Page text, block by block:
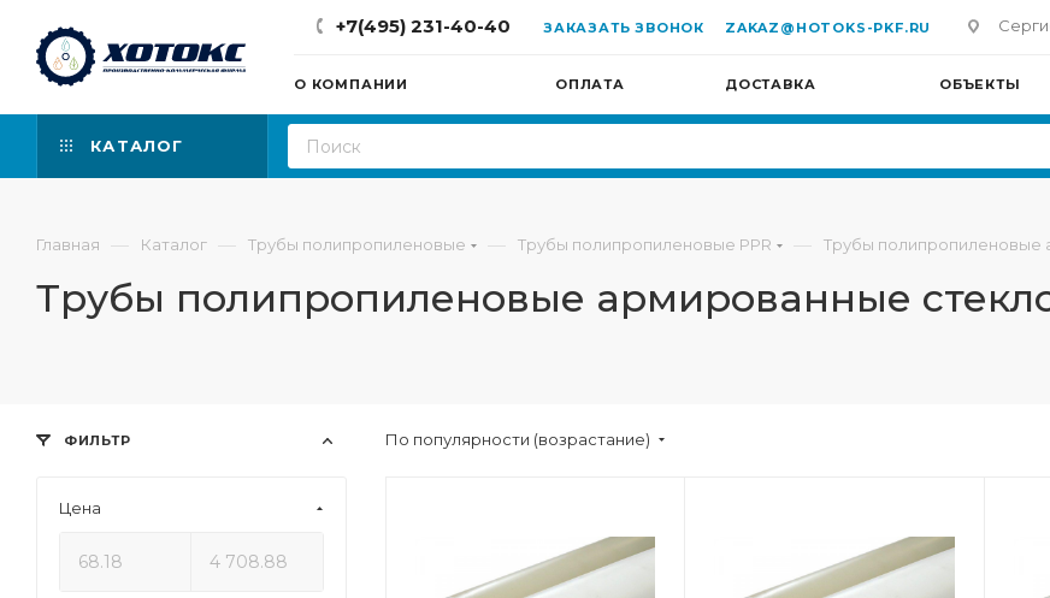
+7(495) 231-40-40 ЗАКАЗАТЬ ЗВОНОК ZAKAZ@HOTOKS-PKF.RU
О КОМПАНИИ ОПЛАТА ДОСТАВКА ОБЪЕКТЫ
КАТАЛОГ
Главная — Каталог — Трубы полипропиленовые — Трубы полипропиленовые PPR — Трубы полипропиленовые
Трубы полипропиленовые армированные
По популярности (возрастание)
ФИЛЬТР
Цена